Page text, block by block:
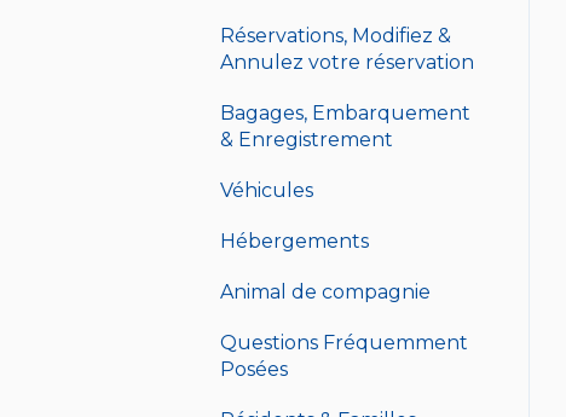
Réservations, Modifiez &
Annulez votre réservation
Bagages, Embarquement
& Enregistrement
Véhicules
Hébergements
Animal de compagnie
Questions Fréquemment
Posées